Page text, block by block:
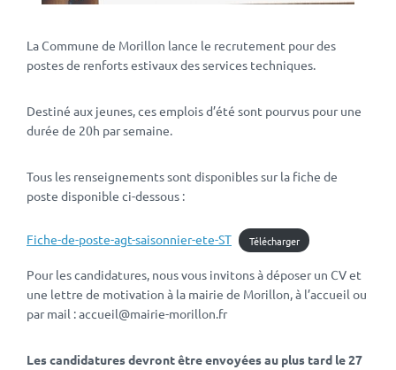
La Commune de Morillon lance le recrutement pour des
postes de renforts estivaux des services techniques.
Destiné aux jeunes, ces emplois d’été sont pourvus pour une
durée de 20h par semaine.
Tous les renseignements sont disponibles sur la fiche de
poste disponible ci-dessous :
Fiche-de-poste-agt-saisonnier-ete-ST Télécharger
Pour les candidatures, nous vous invitons à déposer un CV et
une lettre de motivation à la mairie de Morillon, à l’accueil ou
par mail : accueil@mairie-morillon.fr
Les candidatures devront être envoyées au plus tard le 27